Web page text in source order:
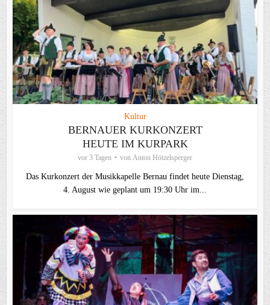
Kultur
BERNAUER KURKONZERT
HEUTE IM KURPARK
vor 3 Tagen von Anton Hötzelsperger
Das Kurkonzert der Musikkapelle Bernau findet heute Dienstag,
4. August wie geplant um 19:30 Uhr im...